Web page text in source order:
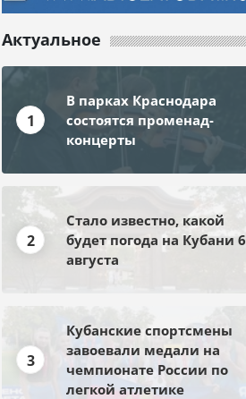
Актуальное
1
В парках Краснодара
состоятся променад-
концерты
2
Стало известно, какой
будет погода на Кубани 6
августа
3
Кубанские спортсмены
завоевали медали на
чемпионате России по
легкой атлетике